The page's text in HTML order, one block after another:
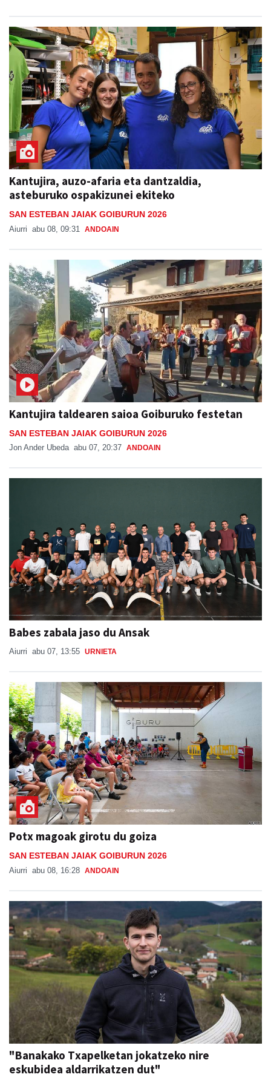
Kantujira, auzo-afaria eta dantzaldia,
asteburuko ospakizunei ekiteko
SAN ESTEBAN JAIAK GOIBURUN 2026
Aiurri abu 08, 09:31 ANDOAIN
Kantujira taldearen saioa Goiburuko festetan
SAN ESTEBAN JAIAK GOIBURUN 2026
Jon Ander Ubeda abu 07, 20:37 ANDOAIN
Babes zabala jaso du Ansak
Aiurri abu 07, 13:55 URNIETA
Potx magoak girotu du goiza
SAN ESTEBAN JAIAK GOIBURUN 2026
Aiurri abu 08, 16:28 ANDOAIN
"Banakako Txapelketan jokatzeko nire
eskubidea aldarrikatzen dut"